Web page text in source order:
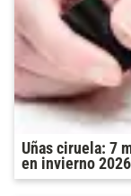
Uñas ciruela: 7
en invierno 2026